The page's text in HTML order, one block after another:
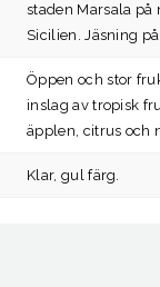
staden Marsala på
Sicilien. Jäsning
Öppen och stor
inslag av tropisk
äpplen, citrus och
Klar, gul färg.